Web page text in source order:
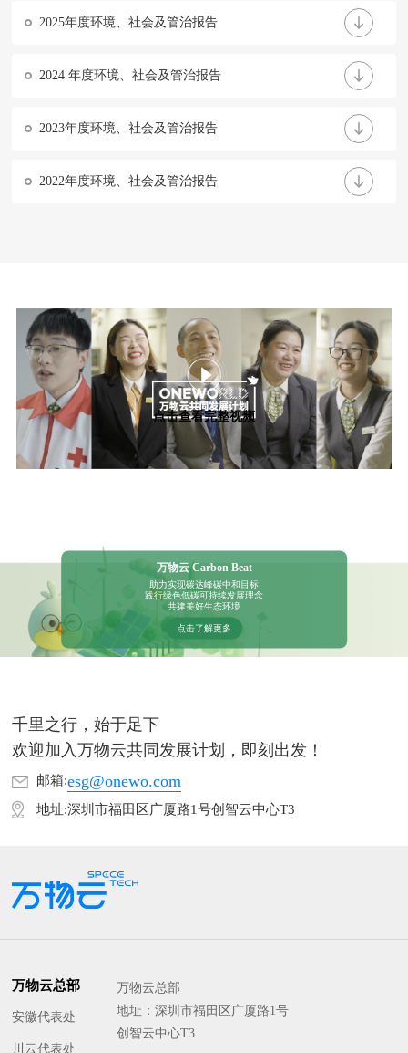
2025年度环境、社会及管治报告
2024 年度环境、社会及管治报告
2023年度环境、社会及管治报告
2022年度环境、社会及管治报告
点击查看完整视频
万物云 Carbon Beat
助力实现碳达峰碳中和目标
践行绿色低碳可持续发展理念
共建美好生态环境
点击了解更多
千里之行，始于足下
欢迎加入万物云共同发展计划，即刻出发！
邮箱:esg@onewo.com
地址:深圳市福田区广厦路1号创智云中心T3
万物云总部
安徽代表处
川云代表处
万物云总部
地址：深圳市福田区广厦路1号
创智云中心T3